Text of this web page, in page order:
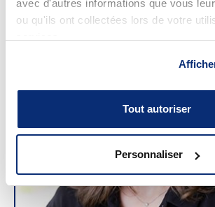
avec d'autres informations que vous
ou qu'ils ont collectées lors de votre
Tout autoriser
Personnaliser